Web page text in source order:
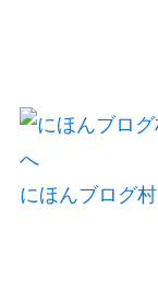
にほんブログ村